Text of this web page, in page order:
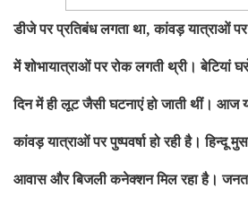
डीजे पर प्रतिबंध लगता था, कांवड़ यात्राओं पर
में शोभायात्राओं पर रोक लगती थ्री। बेटियां
दिन में ही लूट जैसी घटनाएं हो जाती थीं। आज
कांवड़ यात्राओं पर पुष्पवर्षा हो रही है। हिन्दू
आवास और बिजली कनेक्शन मिल रहा है।